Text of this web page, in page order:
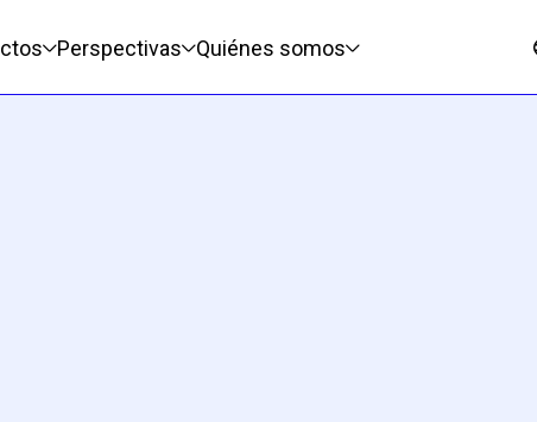
Perspectivas Quiénes somos